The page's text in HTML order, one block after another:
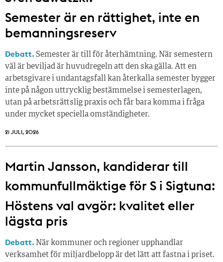
Semester är en rättighet, inte en
bemanningsreserv
Debatt.Semester är till för återhämtning. När semestern
väl är beviljad är huvudregeln att den ska gälla. Att en
arbetsgivare i undantagsfall kan återkalla semester bygger
inte på någon uttrycklig bestämmelse i semesterlagen,
utan på arbetsrättslig praxis och får bara komma i fråga
under mycket speciella omständigheter.
21 JULI, 2026
Martin Jansson, kandiderar till
kommunfullmäktige för S i Sigtuna:
Höstens val avgör: kvalitet eller
lägsta pris
Debatt. När kommuner och regioner upphandlar
verksamhet för miljardbelopp är det lätt att fastna i priset.